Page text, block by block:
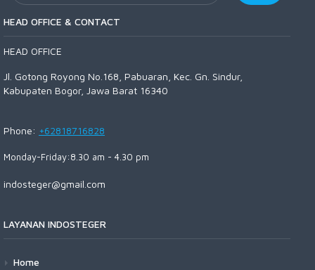
HEAD OFFICE & CONTACT
HEAD OFFICE
Jl. Gotong Royong No.168, Pabuaran, Kec. Gn. Sindur,
Kabupaten Bogor, Jawa Barat 16340
Phone: +62818716828
Monday-Friday:8.30 am - 4.30 pm
indosteger@gmail.com
LAYANAN INDOSTEGER
Home